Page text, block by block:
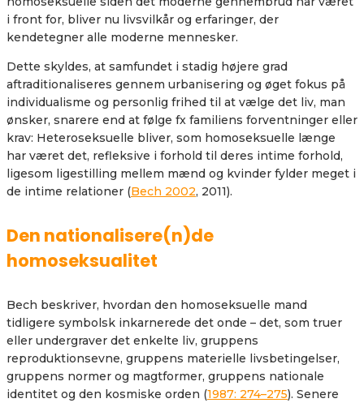
i front for, bliver nu livsvilkår og erfaringer, der
kendetegner alle moderne mennesker.
Dette skyldes, at samfundet i stadig højere grad
aftraditionaliseres gennem urbanisering og øget fokus på
individualisme og personlig frihed til at vælge det liv, man
ønsker, snarere end at følge fx familiens forventninger eller
krav: Heteroseksuelle bliver, som homoseksuelle længe
har været det, refleksive i forhold til deres intime forhold,
ligesom ligestilling mellem mænd og kvinder fylder meget i
de intime relationer (Bech 2002, 2011).
Den nationalisere(n)de
homoseksualitet
Bech beskriver, hvordan den homoseksuelle mand
tidligere symbolsk inkarnerede det onde – det, som truer
eller undergraver det enkelte liv, gruppens
reproduktionsevne, gruppens materielle livsbetingelser,
gruppens normer og magtformer, gruppens nationale
identitet og den kosmiske orden (1987: 274–275). Senere